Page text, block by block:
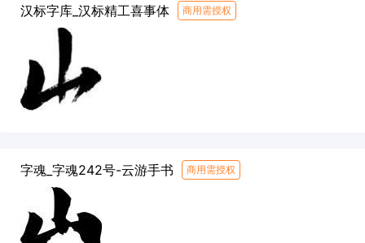
汉标字库_汉标精工喜事体 商用需授权
字魂_字魂242号-云游手书 商用需授权